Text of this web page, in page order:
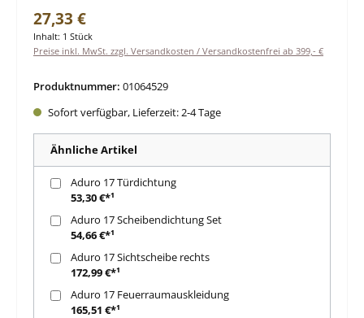
Regulärer Preis:
27,33 €
Inhalt: 1 Stück
Preise inkl. MwSt. zzgl. Versandkosten / Versandkostenfrei ab 399,- €
Produktnummer: 01064529
Sofort verfügbar, Lieferzeit: 2-4 Tage
Ähnliche Artikel
Aduro 17 Türdichtung
53,30 €*¹
Aduro 17 Scheibendichtung Set
54,66 €*¹
Aduro 17 Sichtscheibe rechts
172,99 €*¹
Aduro 17 Feuerraumauskleidung
165,51 €*¹